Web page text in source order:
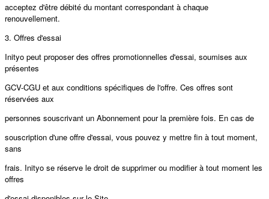
acceptez d'être débité du montant correspondant à chaque
renouvellement.
3. Oﬀres d'essai
Inityo peut proposer des oﬀres promotionnelles d'essai, soumises aux
présentes
GCV-CGU et aux conditions spécifiques de l'oﬀre. Ces oﬀres sont
réservées aux
personnes souscrivant un Abonnement pour la première fois. En cas de
souscription d'une oﬀre d'essai, vous pouvez y mettre fin à tout moment,
sans
frais. Inityo se réserve le droit de supprimer ou modifier à tout moment les
oﬀres